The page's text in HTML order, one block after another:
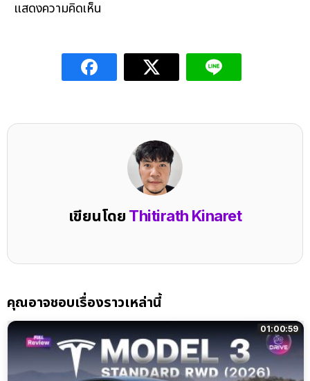
แสดงความคิดเห็น
เขียนโดย Thitirath Kinaret
คุณอาจชอบเรื่องราวเหล่านี้
01:00:59